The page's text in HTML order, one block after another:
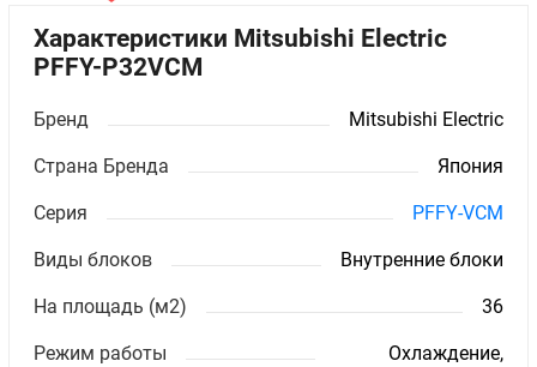
Характеристики Mitsubishi Electric
PFFY-P32VCM
Бренд Mitsubishi Electric
Страна Бренда Япония
Серия PFFY-VCM
Виды блоков Внутренние блоки
На площадь (м2) 36
Режим работы
Охлаждение,